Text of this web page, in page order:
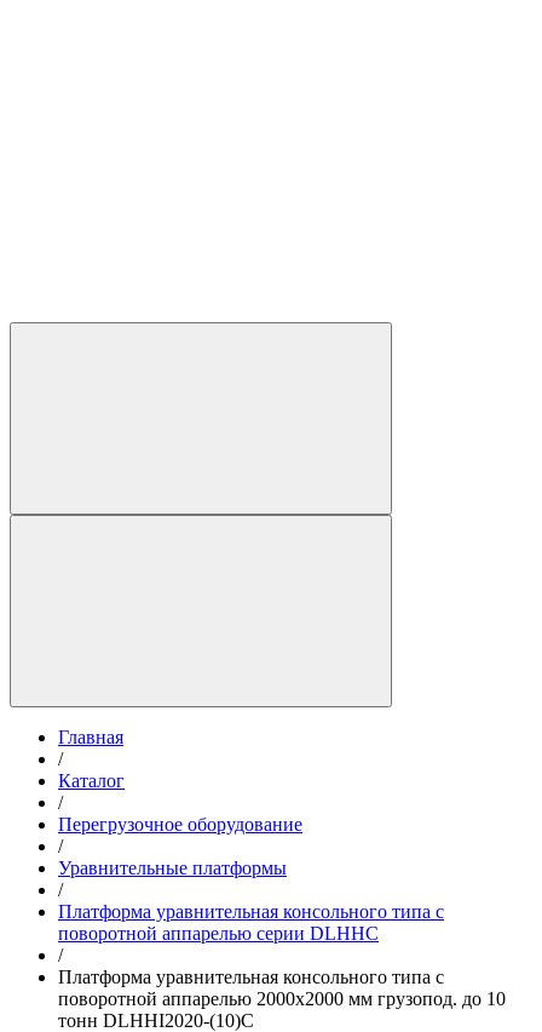
Главная
/
Каталог
/
Перегрузочное оборудование
/
Уравнительные платформы
/
Платформа уравнительная консольного типа с
поворотной аппарелью серии DLHHC
/
Платформа уравнительная консольного типа с
поворотной аппарелью 2000х2000 мм грузопод. до 10
тонн DLHHI2020-(10)C